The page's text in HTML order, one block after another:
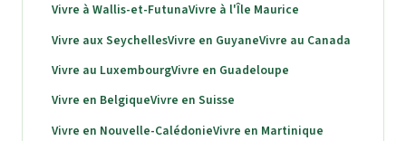
Vivre à Wallis-et-FutunaVivre à l'Île Maurice
Vivre aux SeychellesVivre en GuyaneVivre au Canada
Vivre au LuxembourgVivre en Guadeloupe
Vivre en BelgiqueVivre en Suisse
Vivre en Nouvelle-CalédonieVivre en Martinique